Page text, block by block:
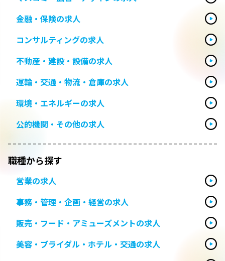
金融・保険の求人
コンサルティングの求人
不動産・建設・設備の求人
運輸・交通・物流・倉庫の求人
環境・エネルギーの求人
公的機関・その他の求人
職種から探す
営業の求人
事務・管理・企画・経営の求人
販売・フード・アミューズメントの求人
美容・ブライダル・ホテル・交通の求人